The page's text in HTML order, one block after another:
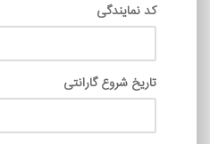
کد نمایندگی
تاریخ شروع گارانتی